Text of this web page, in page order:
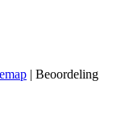
| Beoordeling